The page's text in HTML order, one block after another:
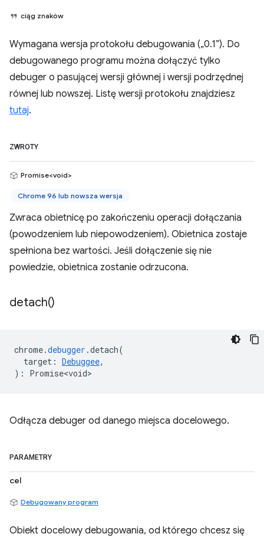
ciąg znaków
Wymagana wersja protokołu debugowania („0.1”). Do
debugowanego programu można dołączyć tylko
debuger o pasującej wersji głównej i wersji podrzędnej
równej lub nowszej. Listę wersji protokołu znajdziesz
tutaj.
ZWROTY
Promise<void>
Chrome 96 lub nowsza wersja
Zwraca obietnicę po zakończeniu operacji dołączania
(powodzeniem lub niepowodzeniem). Obietnica zostaje
spełniona bez wartości. Jeśli dołączenie się nie
powiedzie, obietnica zostanie odrzucona.
detach()
chrome.debugger .detach(
target : Debuggee,
) : Promise<void>
Odłącza debuger od danego miejsca docelowego.
PARAMETRY
cel
Debugowany program
Obiekt docelowy debugowania, od którego chcesz się